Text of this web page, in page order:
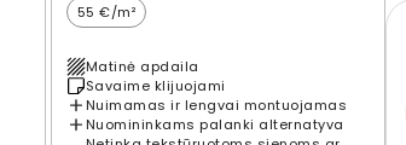
55 €/m²
Matinė apdaila
Savaime klijuojami
Nuimamas ir lengvai montuojamas
Nuomininkams palanki alternatyva